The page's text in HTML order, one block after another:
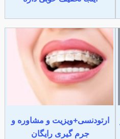
ارتودنسی+ویزیت و مشاوره و
جرم گیری رایگان